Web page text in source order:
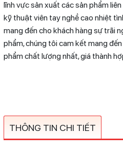
lĩnh vực sản xuất các sản phẩm
kỹ thuật viên tay nghề cao nhiệt
mang đến cho khách hàng sự trãi
phẩm, chúng tôi cam kết mang
phẩm chất lượng nhất, giá thành
THÔNG TIN CHI TIẾT